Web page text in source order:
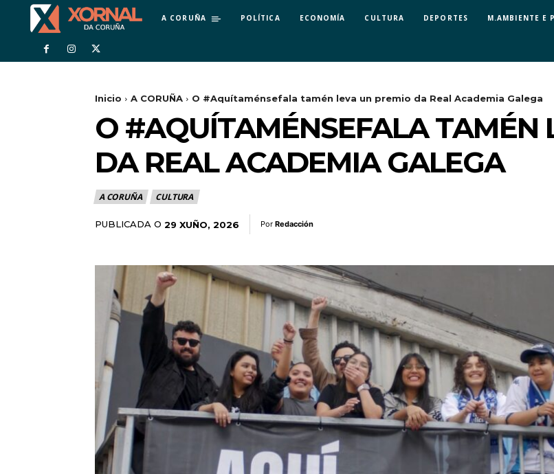
A CORUÑA POLÍTICA ECONOMÍA CULTURA DEPORTES M.AMBIENTE E
Inicio A CORUÑA O #Aquítaménsefala tamén leva un premio da Real Academia Galega
O #AQUÍTAMÉNSEFALA TAMÉN
DA REAL ACADEMIA GALEGA
A CORUÑA CULTURA
PUBLICADA O 29 XUÑO, 2026 Por Redacción